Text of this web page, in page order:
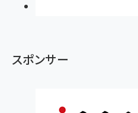
スポンサー